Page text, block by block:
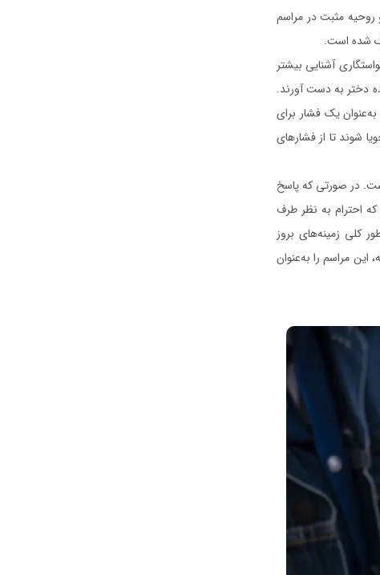
روحیه مثبت در مراسم
شده است.
آشنایی بیشتر
دختر به دست آورند.
یک فشار برای
شوند تا از فشارهای
در صورتی که پاسخ
که احترام به نظر طرف
کلی زمینه‌های بروز
این مراسم را به‌عنوان